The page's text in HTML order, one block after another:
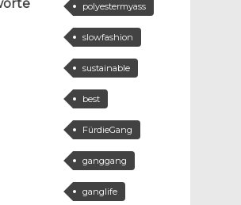
polyestermyass
slowfashion
sustainable
best
FürdieGang
ganggang
ganglife